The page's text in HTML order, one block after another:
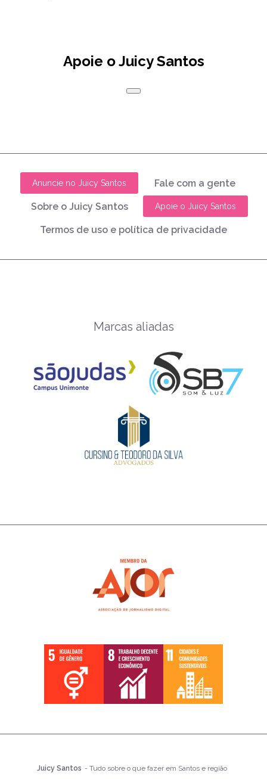
Apoie o Juicy Santos
Anuncie no Juicy Santos Fale com a gente
Sobre o Juicy Santos Apoie o Juicy Santos
Termos de uso e política de privacidade
Marcas aliadas
Juicy Santos - Tudo sobre o que fazer em Santos e região